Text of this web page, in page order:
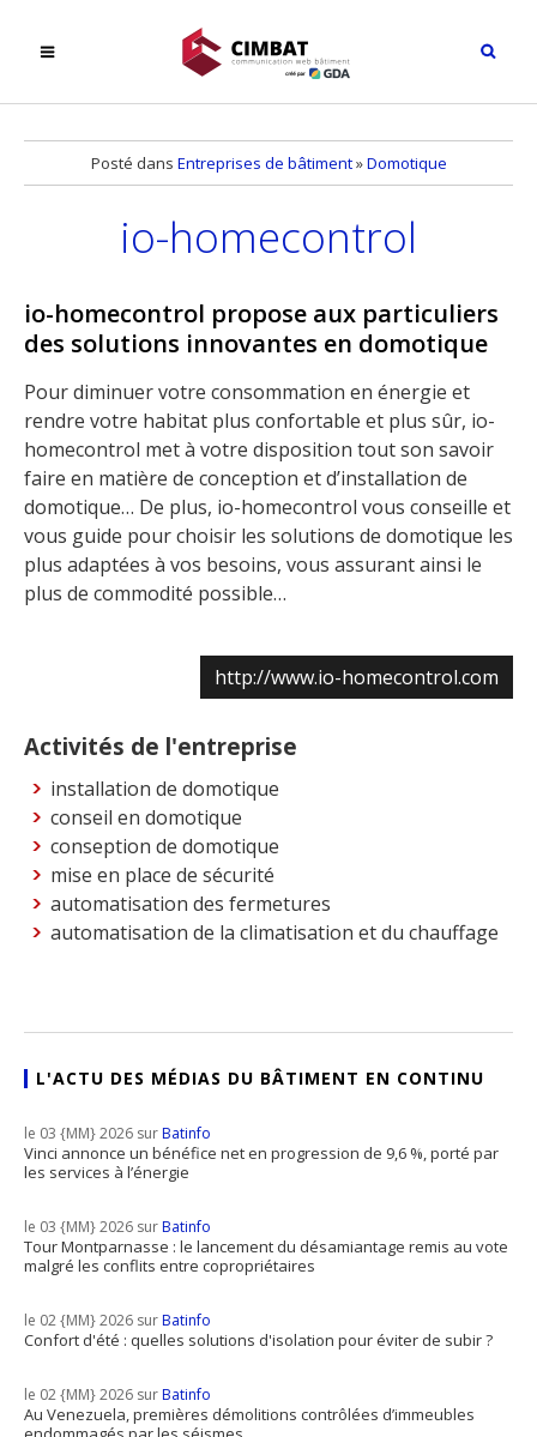
Posté dans Entreprises de bâtiment»Domotique
io-homecontrol
io-homecontrol propose aux particuliers
des solutions innovantes en domotique
Pour diminuer votre consommation en énergie et
rendre votre habitat plus confortable et plus sûr, io-
homecontrol met à votre disposition tout son savoir
faire en matière de conception et d’installation de
domotique… De plus, io-homecontrol vous conseille et
vous guide pour choisir les solutions de domotique les
plus adaptées à vos besoins, vous assurant ainsi le
plus de commodité possible…
http://www.io-homecontrol.com
Activités de l'entreprise
installation de domotique
conseil en domotique
conseption de domotique
mise en place de sécurité
automatisation des fermetures
automatisation de la climatisation et du chauffage
L'ACTU DES MÉDIAS DU BÂTIMENT EN CONTINU
le 03 {MM} 2026 surBatinfo
Vinci annonce un bénéfice net en progression de 9,6 %, porté par
les services à l’énergie
le 03 {MM} 2026 surBatinfo
Tour Montparnasse : le lancement du désamiantage remis au vote
malgré les conflits entre copropriétaires
le 02 {MM} 2026 surBatinfo
Confort d'été : quelles solutions d'isolation pour éviter de subir ?
le 02 {MM} 2026 surBatinfo
Au Venezuela, premières démolitions contrôlées d’immeubles